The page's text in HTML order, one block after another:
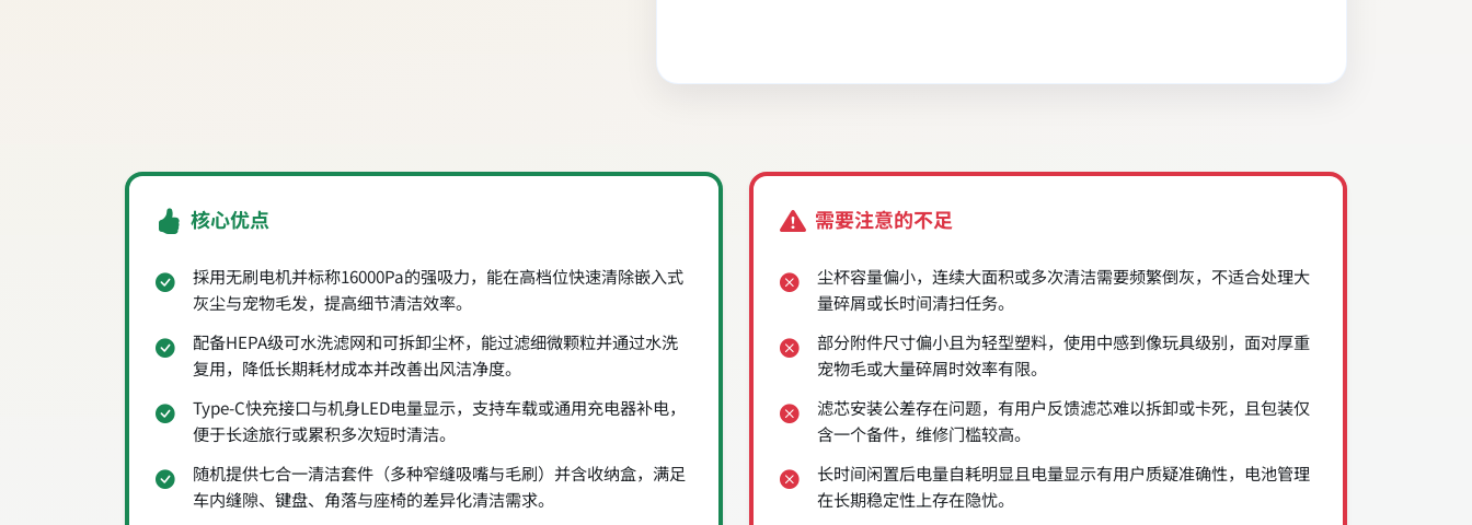
核心优点
採用无刷电机并标称16000Pa的强吸力，能在高档位快速清除嵌入式
灰尘与宠物毛发，提高细节清洁效率。
配备HEPA级可水洗滤网和可拆卸尘杯，能过滤细微颗粒并通过水洗
复用，降低长期耗材成本并改善出风洁净度。
Type‑C快充接口与机身LED电量显示，支持车载或通用充电器补电，
便于长途旅行或累积多次短时清洁。
随机提供七合一清洁套件（多种窄缝吸嘴与毛刷）并含收纳盒，满足
车内缝隙、键盘、角落与座椅的差异化清洁需求。
需要注意的不足
尘杯容量偏小，连续大面积或多次清洁需要频繁倒灰，不适合处理大
量碎屑或长时间清扫任务。
部分附件尺寸偏小且为轻型塑料，使用中感到像玩具级别，面对厚重
宠物毛或大量碎屑时效率有限。
滤芯安装公差存在问题，有用户反馈滤芯难以拆卸或卡死，且包装仅
含一个备件，维修门槛较高。
长时间闲置后电量自耗明显且电量显示有用户质疑准确性，电池管理
在长期稳定性上存在隐忧。